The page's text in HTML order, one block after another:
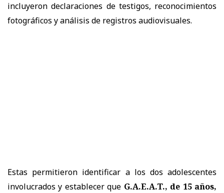
incluyeron declaraciones de testigos, reconocimientos
fotográficos y análisis de registros audiovisuales.
Estas permitieron identificar a los dos adolescentes
involucrados y establecer que G.A.E.A.T., de 15 años,